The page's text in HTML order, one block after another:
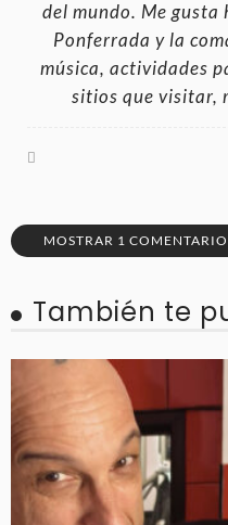
del mundo. Me gusta
Ponferrada y la
música, actividades
sitios que visitar,
MOSTRAR 1 COMENTARIO
También te